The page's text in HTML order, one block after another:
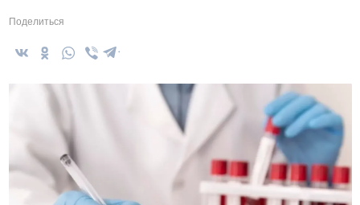
Поделиться